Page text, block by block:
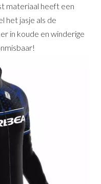
materiaal heeft een
het jasje als de
in koude en winderige